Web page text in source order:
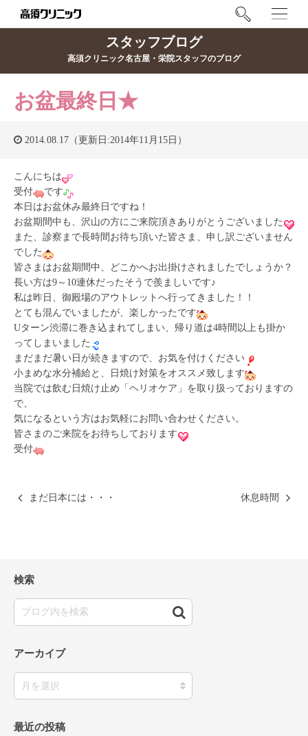
スタッフブログ
高須クリニック名古屋・栄院スタッフのブログ
お盆最終日★
2014.08.17（更新日:2014年11月15日）
こんにちは
受付
です
本日はお盆休み最終日ですね！
お盆期間中も、沢山の方にご来院頂きありがとうございました
また、診察まで長時間お待ち頂いた皆さま、申し訳ございません
でした
皆さまはお盆期間中、どこかへお出掛けされましたでしょうか？
長い方は9～10連休だったそうで羨ましいです♪
私は昨日、御殿場のアウトレットへ行ってきました！！
とても混んでいましたが、楽しかったです
Uターン渋滞に巻き込まれてしまい、帰り道は4時間以上も掛か
ってしまいました
まだまだ暑い日が続きますので、お気を付けください
小まめな水分補給と、日焼け対策をオススメ致します
当院では飲む日焼け止め「ヘリオケア」を取り扱っておりますの
で、
気になるという方はお気軽にお問い合わせください。
皆さまのご来院をお待ちしております
受付
まだ日本には・・・ 休息時間
検索
アーカイブ
最近の投稿